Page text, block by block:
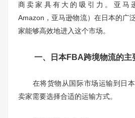
商卖家具有大的吸引力。亚马
Amazon，亚马逊物流）在日本的广
家能够高效地进入这个市场。
一、日本FBA跨境物流的主
在将货物从国际市场运输到日本
卖家需要选择合适的运输方式。